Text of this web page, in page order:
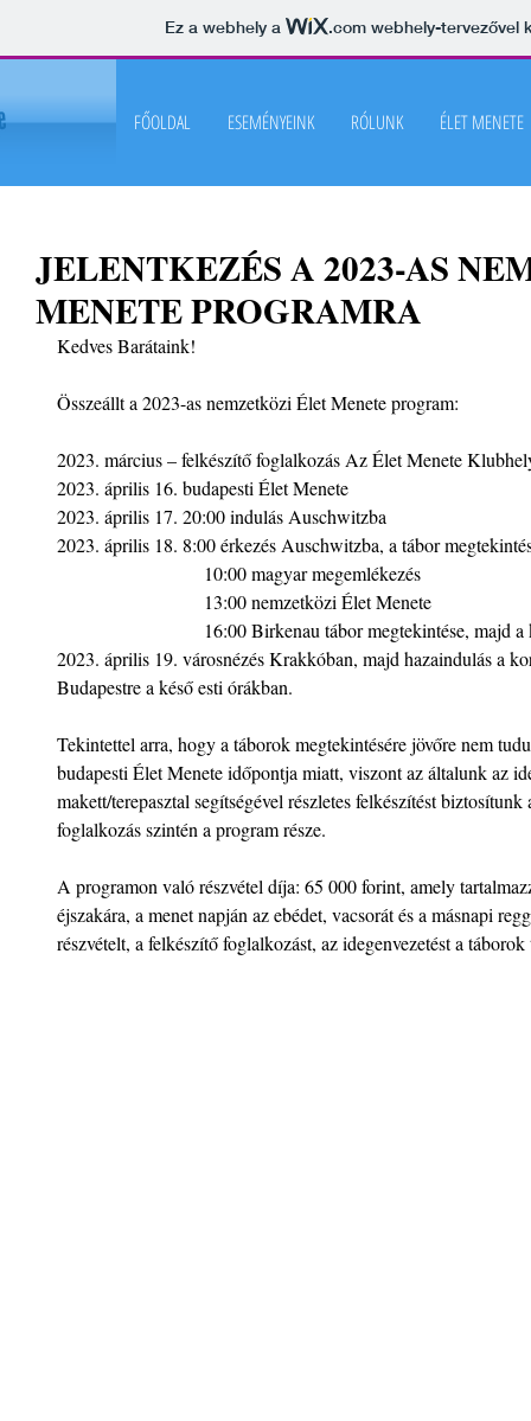
Ez a webhely a .comwebhely-tervezővel
FŐOLDAL ESEMÉNYEINK RÓLUNK ÉLET MENETE
JELENTKEZÉS A 2023-AS
MENETE PROGRAMRA
Kedves Barátaink!
Összeállt a 2023-as nemzetközi Élet Menete program:
2023. március – felkészítő foglalkozás Az Élet Menete
2023. április 16. budapesti Élet Menete
2023. április 17. 20:00 indulás Auschwitzba
2023. április 18. 8:00 érkezés Auschwitzba, a tábor
                               10:00 magyar megemlékezés
                               13:00 nemzetközi Élet Menete
16:00 Birkenau tábor
2023. április 19. városnézés Krakkóban, majd hazaindulás a
Budapestre a késő esti órákban.
Tekintettel arra, hogy a táborok megtekintésére jövőre nem
budapesti Élet Menete időpontja miatt, viszont az általunk az
makett/terepasztal segítségével részletes felkészítést
foglalkozás szintén a program része.
A programon való részvétel díja: 65 000 forint, amely
éjszakára, a menet napján az ebédet, vacsorát és a másnapi
részvételt, a felkészítő foglalkozást, az idegenvezetést a táborok